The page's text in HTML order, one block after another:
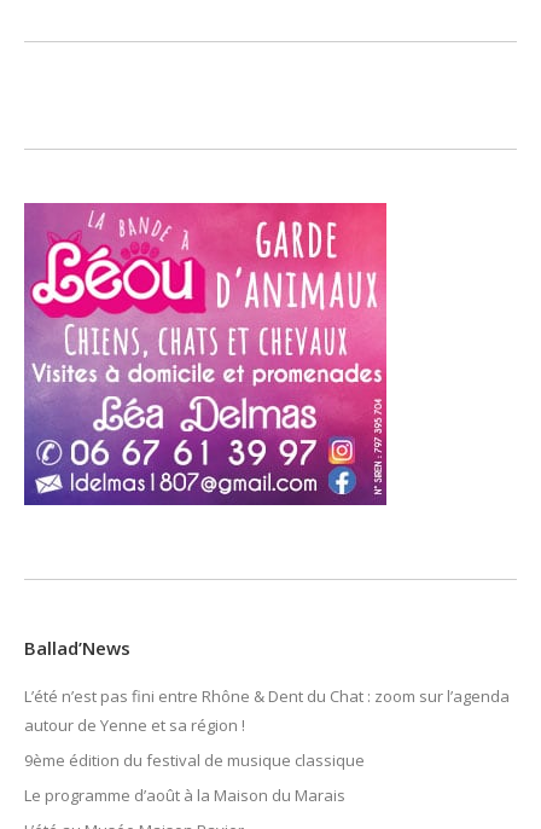
Ballad’News
L’été n’est pas fini entre Rhône & Dent du Chat : zoom sur l’agenda
autour de Yenne et sa région !
9ème édition du festival de musique classique
Le programme d’août à la Maison du Marais